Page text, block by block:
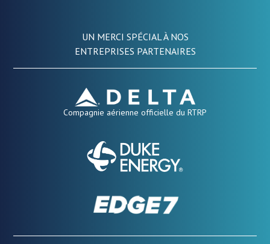
UN MERCI SPÉCIAL À NOS
ENTREPRISES PARTENAIRES
Compagnie aérienne officielle du RTRP